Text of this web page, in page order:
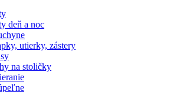
deň a noc
utierky, zástery
na stoličky